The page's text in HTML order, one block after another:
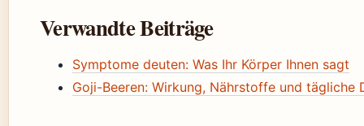
Verwandte Beiträge
Symptome deuten: Was Ihr Körper Ihnen sagt
Goji-Beeren: Wirkung, Nährstoffe und tägliche